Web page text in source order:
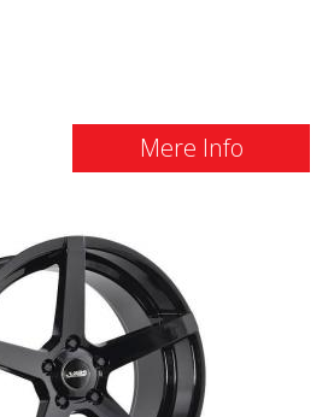
Mere Info